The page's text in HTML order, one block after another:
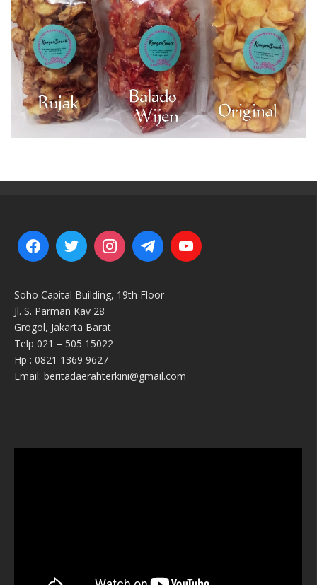
Soho Capital Building, 19th Floor
Jl. S. Parman Kav 28
Grogol, Jakarta Barat
Telp 021 – 505 15022
Hp : 0821 1369 9627
Email: beritadaerahterkini@gmail.com